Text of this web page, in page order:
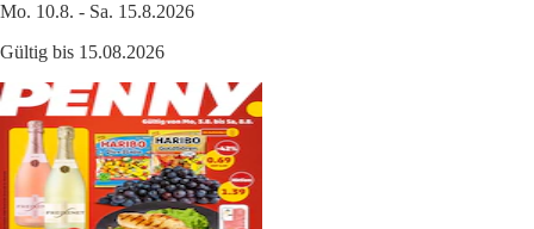
Mo. 10.8. - Sa. 15.8.2026
Gültig bis 15.08.2026